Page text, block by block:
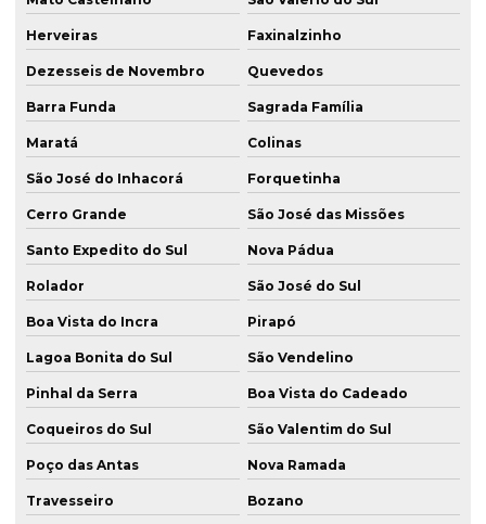
Herveiras Faxinalzinho
Dezesseis de Novembro Quevedos
Barra Funda Sagrada Família
Maratá Colinas
São José do Inhacorá Forquetinha
Cerro Grande São José das Missões
Santo Expedito do Sul Nova Pádua
Rolador São José do Sul
Boa Vista do Incra Pirapó
Lagoa Bonita do Sul São Vendelino
Pinhal da Serra Boa Vista do Cadeado
Coqueiros do Sul São Valentim do Sul
Poço das Antas Nova Ramada
Travesseiro Bozano